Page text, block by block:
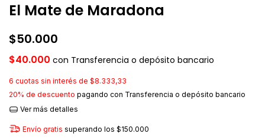
El Mate de Maradona
$50.000
$40.000 con Transferencia o depósito bancario
6 cuotas sin interés de $8.333,33
20% de descuento pagando con Transferencia o depósito bancario
Ver más detalles
Envío gratis superando los $150.000